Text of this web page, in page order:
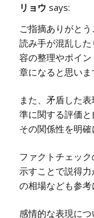
リョウ says:
ご指摘ありがと
読み手が混乱し
容の整理やポイ
章になると思いま
また、矛盾した
準に関する評価と
その関係性を明確
ファクトチェッ
示すことで説得
の相場なども参考
感情的な表現に